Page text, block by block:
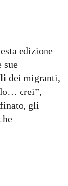
edizione
sue
dei migranti,
crei”,
gli